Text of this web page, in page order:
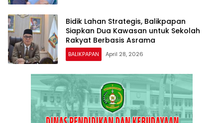
Bidik Lahan Strategis, Balikpapan
Siapkan Dua Kawasan untuk Sekolah
Rakyat Berbasis Asrama
BALIKPAPAN April 28, 2026